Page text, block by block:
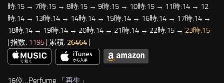
時:15 → 7時:15 → 8時:15 → 9時:15 → 10時:15 → 11時:14 → 12
時:14 → 13時:14 → 14時:14 → 15時:14 → 16時:14 → 17時:14 →
18時:14 → 19時:14 → 20時:14 → 21時:14 → 22時:15 → 23時:15
| 指数: 1195 | 累積: 26464
16位…Perfume 「再生 」